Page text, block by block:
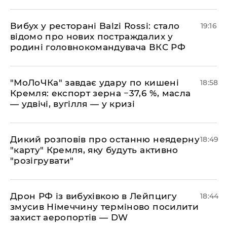
​Вибух у ресторані Balzi Rossi: стало
відомо про нових постраждалих у
родині головнокомандувача ВКС РФ
19:16
​"МоЛоЧКа" завдає удару по кишені
Кремля: експорт зерна −37,6 %, масла
— удвічі, вугілля — у кризі
18:58
​Дикий розповів про останню неядерну
"карту" Кремля, яку будуть активно
"розігрувати"
18:49
​Дрон РФ із вибухівкою в Лейпцигу
змусив Німеччину терміново посилити
захист аеропортів — DW
18:44